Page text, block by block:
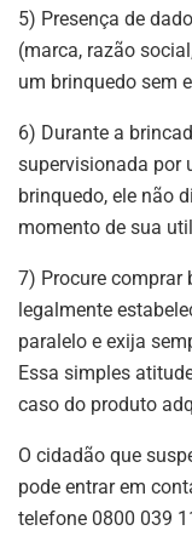
5) Presença de
(marca, razão
um brinquedo sem
6) Durante a
supervisionada por
brinquedo, ele não
momento de sua
7) Procure comprar
legalmente
paralelo e exija
Essa simples
caso do produto
O cidadão que
pode entrar em
telefone 0800 039